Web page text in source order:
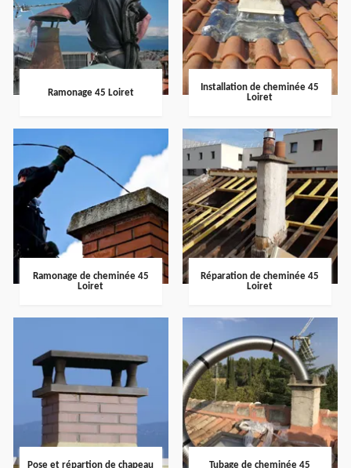
Ramonage 45 Loiret
Installation de cheminée 45
Loiret
Ramonage de cheminée 45
Loiret
Réparation de cheminée 45
Loiret
Pose et répartion de chapeau
Tubage de cheminée 45